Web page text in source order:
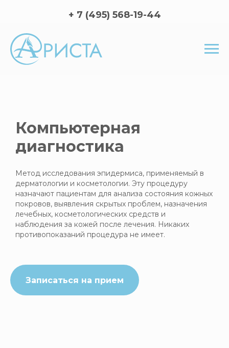
+ 7 (495) 568-19-44
Компьютерная
диагностика
Метод исследования эпидермиса, применяемый в
дерматологии и косметологии. Эту процедуру
назначают пациентам для анализа состояния кожных
покровов, выявления скрытых проблем, назначения
лечебных, косметологических средств и
наблюдения за кожей после лечения. Никаких
противопоказаний процедура не имеет.
Записаться на прием